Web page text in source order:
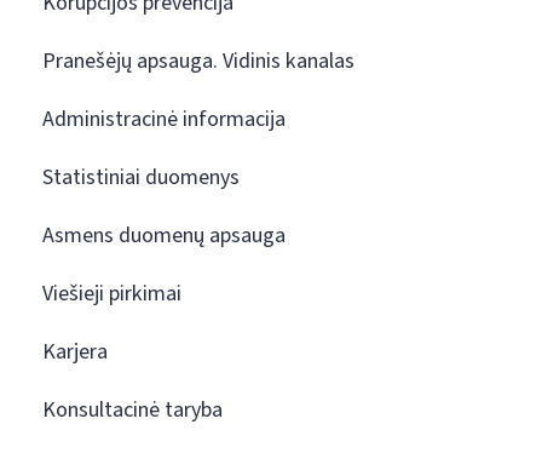
Pranešėjų apsauga. Vidinis kanalas
Administracinė informacija
Statistiniai duomenys
Asmens duomenų apsauga
Viešieji pirkimai
Karjera
Konsultacinė taryba